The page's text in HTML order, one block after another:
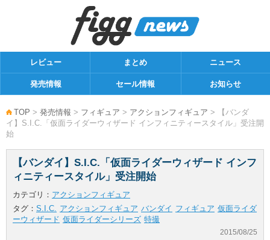
レビュー まとめ ニュース
発売情報 セール情報 お知らせ
TOP > 発売情報 > フィギュア > アクションフィギュア > 【バンダ
イ】S.I.C.「仮面ライダーウィザード インフィニティースタイル」受注開
始
【バンダイ】S.I.C.「仮面ライダーウィザード インフ
ィニティースタイル」受注開始
カテゴリ： アクションフィギュア
タグ： S.I.C. アクションフィギュア バンダイ フィギュア 仮面ライダ
ーウィザード 仮面ライダーシリーズ 特撮
2015/08/25